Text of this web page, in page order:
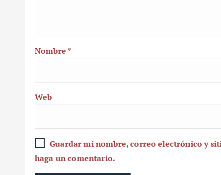
Nombre *
Web
Guardar mi nombre, correo electrónico y
haga un comentario.